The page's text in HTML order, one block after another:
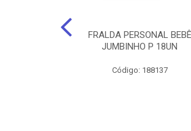
FRALDA PERSONAL BEBÊ
JUMBINHO P 18UN
Código: 188137